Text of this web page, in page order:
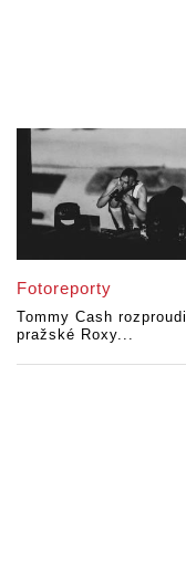
Fotoreporty
Tommy Cash rozproudil
pražské Roxy...